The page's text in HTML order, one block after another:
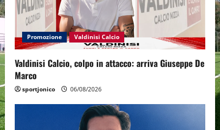
Promozione Valdinisi Calcio
Valdinisi Calcio, colpo in attacco: arriva Giuseppe De
Marco
sportjonico 06/08/2026